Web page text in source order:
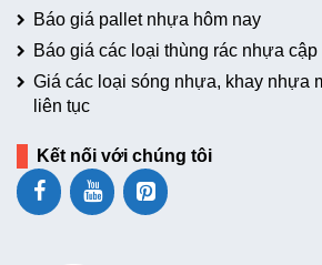
Báo giá pallet nhựa hôm nay
Báo giá các loại thùng rác nhựa
Giá các loại sóng nhựa, khay nhựa
liên tục
Kết nối với chúng tôi